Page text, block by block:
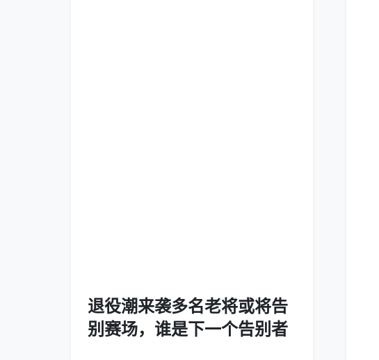
退役潮来袭多名老将或将告
别赛场，谁是下一个告别者